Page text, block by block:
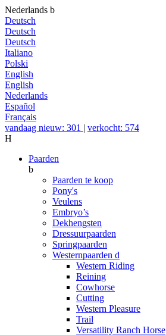
Nederlands b
Deutsch
Deutsch
Deutsch
Italiano
Polski
English
English
Nederlands
Español
Français
vandaag nieuw: 301 | verkocht: 574
H
Paarden
b
Paarden te koop
Pony's
Veulens
Embryo’s
Dekhengsten
Dressuurpaarden
Springpaarden
Westernpaarden d
Western Riding
Reining
Cowhorse
Cutting
Western Pleasure
Trail
Versatility Ranch Horse